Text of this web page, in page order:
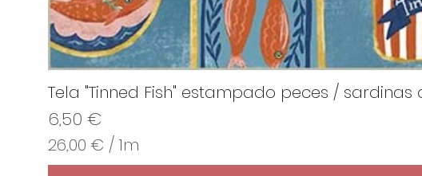
Tela "Tinned Fish" estampado peces / sardinas
Precio
6,50 €
26,00 € / 1m
2